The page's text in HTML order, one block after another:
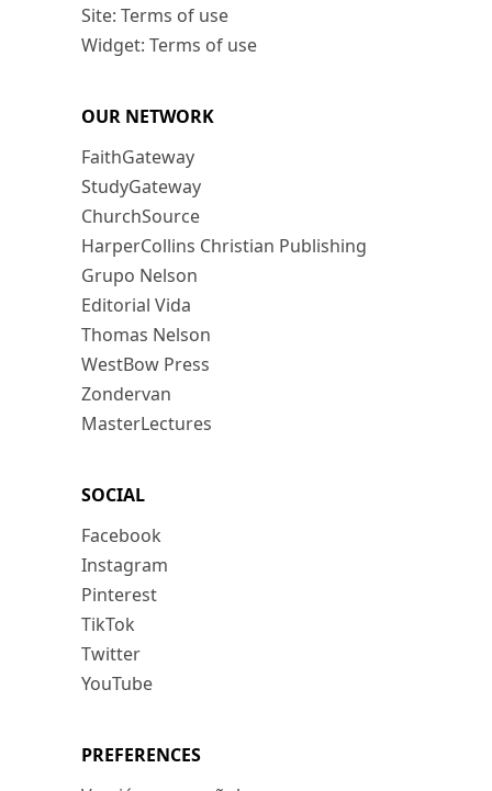
Site: Terms of use
Widget: Terms of use
OUR NETWORK
FaithGateway
StudyGateway
ChurchSource
HarperCollins Christian Publishing
Grupo Nelson
Editorial Vida
Thomas Nelson
WestBow Press
Zondervan
MasterLectures
SOCIAL
Facebook
Instagram
Pinterest
TikTok
Twitter
YouTube
PREFERENCES